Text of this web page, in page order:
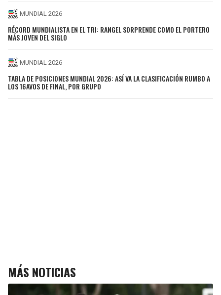
MUNDIAL 2026
RÉCORD MUNDIALISTA EN EL TRI: RANGEL SORPRENDE COMO EL PORTERO
MÁS JOVEN DEL SIGLO
MUNDIAL 2026
TABLA DE POSICIONES MUNDIAL 2026: ASÍ VA LA CLASIFICACIÓN RUMBO A
LOS 16AVOS DE FINAL, POR GRUPO
MÁS NOTICIAS